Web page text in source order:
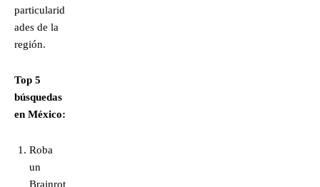
particularid
ades de la
región.
Top 5
búsquedas
en México:
Roba
un
Brainrot